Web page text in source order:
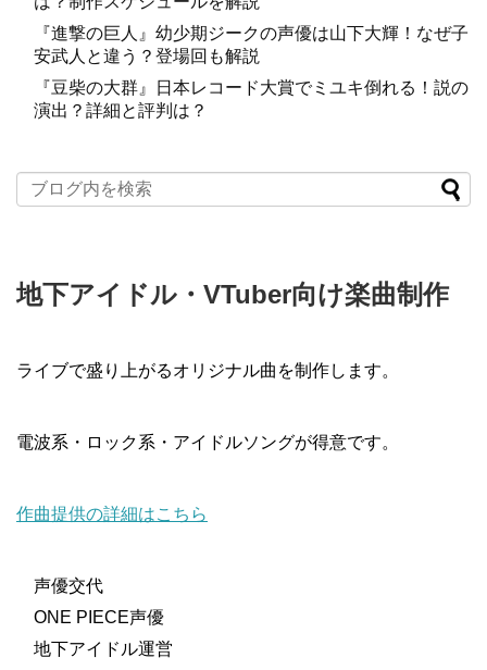
『進撃の巨人』幼少期ジークの声優は山下大輝！なぜ子
安武人と違う？登場回も解説
『豆柴の大群』日本レコード大賞でミユキ倒れる！説の
演出？詳細と評判は？
地下アイドル・VTuber向け楽曲制作
ライブで盛り上がるオリジナル曲を制作します。
電波系・ロック系・アイドルソングが得意です。
作曲提供の詳細はこちら
声優交代
ONE PIECE声優
地下アイドル運営